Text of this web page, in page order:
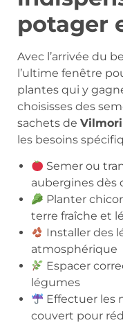
potager
Avec l’arrivée du
l’ultime fenêtre
plantes qui y
choisisses des
sachets de
les besoins
Semer ou
aubergines dès
Planter
terre fraîche et
Installer des
atmosphérique
Espacer
légumes
Effectuer les
couvert pour